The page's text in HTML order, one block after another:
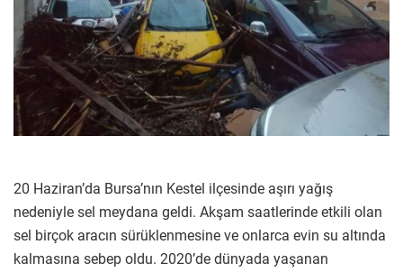
20 Haziran’da Bursa’nın Kestel ilçesinde aşırı yağış
nedeniyle sel meydana geldi. Akşam saatlerinde etkili olan
sel birçok aracın sürüklenmesine ve onlarca evin su altında
kalmasına sebep oldu. 2020’de dünyada yaşanan